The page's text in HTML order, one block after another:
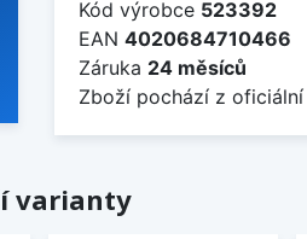
Kód výrobce 523392
EAN 4020684710466
Záruka 24 měsíců
Zboží pochází z
varianty